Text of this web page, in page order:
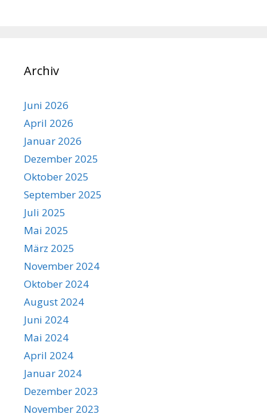
Archiv
Juni 2026
April 2026
Januar 2026
Dezember 2025
Oktober 2025
September 2025
Juli 2025
Mai 2025
März 2025
November 2024
Oktober 2024
August 2024
Juni 2024
Mai 2024
April 2024
Januar 2024
Dezember 2023
November 2023